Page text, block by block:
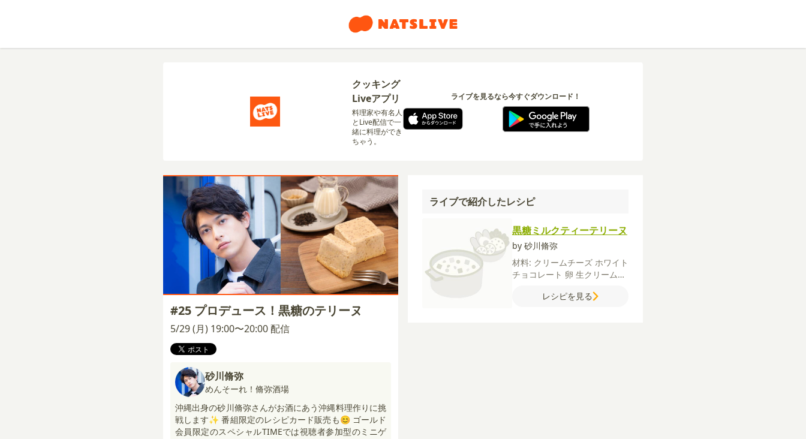
クッキング
Liveアプリ
料理家や有名人
とLive配信で一
緒に料理ができ
ちゃう。
ライブを見るなら今すぐダウンロード！
#25 プロデュース！黒糖のテリーヌ
5/29 (月) 19:00〜20:00 配信
砂川脩弥
めんそーれ！脩弥酒場
沖縄出身の砂川脩弥さんがお酒にあう沖縄料理作りに挑
戦します✨ 番組限定のレシピカード販売も😊 ゴールド
会員限定のスペシャルTIMEでは視聴者参加型のミニゲ
ライブで紹介したレシピ
黒糖ミルクティーテリーヌ
by 砂川脩弥
材料: クリームチーズ ホワイト
チョコレート 卵 生クリーム
（茶葉）レシピを見る